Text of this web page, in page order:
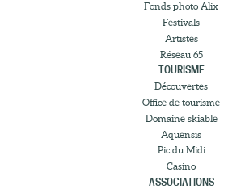
Fonds photo Alix
Festivals
Artistes
Réseau 65
TOURISME
Découvertes
Office de tourisme
Domaine skiable
Aquensis
Pic du Midi
Casino
ASSOCIATIONS